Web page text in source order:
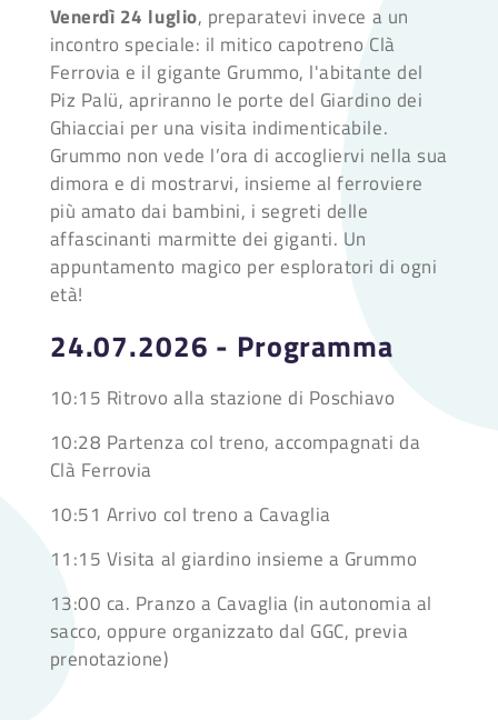
Venerdì 24 luglio, preparatevi invece a un
incontro speciale: il mitico capotreno Clà
Ferrovia e il gigante Grummo, l'abitante del
Piz Palü, apriranno le porte del Giardino dei
Ghiacciai per una visita indimenticabile.
Grummo non vede l’ora di accogliervi nella sua
dimora e di mostrarvi, insieme al ferroviere
più amato dai bambini, i segreti delle
affascinanti marmitte dei giganti. Un
appuntamento magico per esploratori di ogni
età!
24.07.2026 - Programma
10:15 Ritrovo alla stazione di Poschiavo
10:28 Partenza col treno, accompagnati da
Clà Ferrovia
10:51 Arrivo col treno a Cavaglia
11:15 Visita al giardino insieme a Grummo
13:00 ca. Pranzo a Cavaglia (in autonomia al
sacco, oppure organizzato dal GGC, previa
prenotazione)